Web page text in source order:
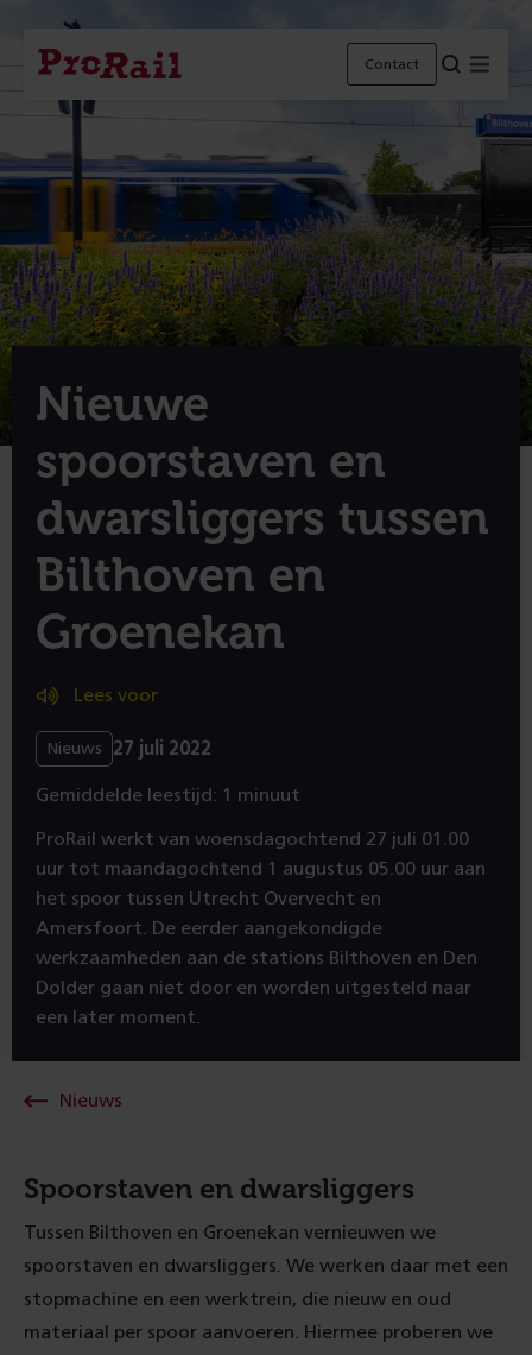
Navigatie
Homepage
ProRail
Contact
Nieuwe
spoorstaven en
dwarsliggers tussen
Bilthoven en
Groenekan
Lees voor
Nieuws 27 juli 2022
Gemiddelde leestijd: 1 minuut
ProRail werkt van woensdagochtend 27 juli 01.00
uur tot maandagochtend 1 augustus 05.00 uur aan
het spoor tussen Utrecht Overvecht en
Amersfoort. De eerder aangekondigde
werkzaamheden aan de stations Bilthoven en Den
Dolder gaan niet door en worden uitgesteld naar
een later moment.
Nieuws
Spoorstaven en dwarsliggers
Tussen Bilthoven en Groenekan vernieuwen we
spoorstaven en dwarsliggers. We werken daar met een
stopmachine en een werktrein, die nieuw en oud
materiaal per spoor aanvoeren. Hiermee proberen we